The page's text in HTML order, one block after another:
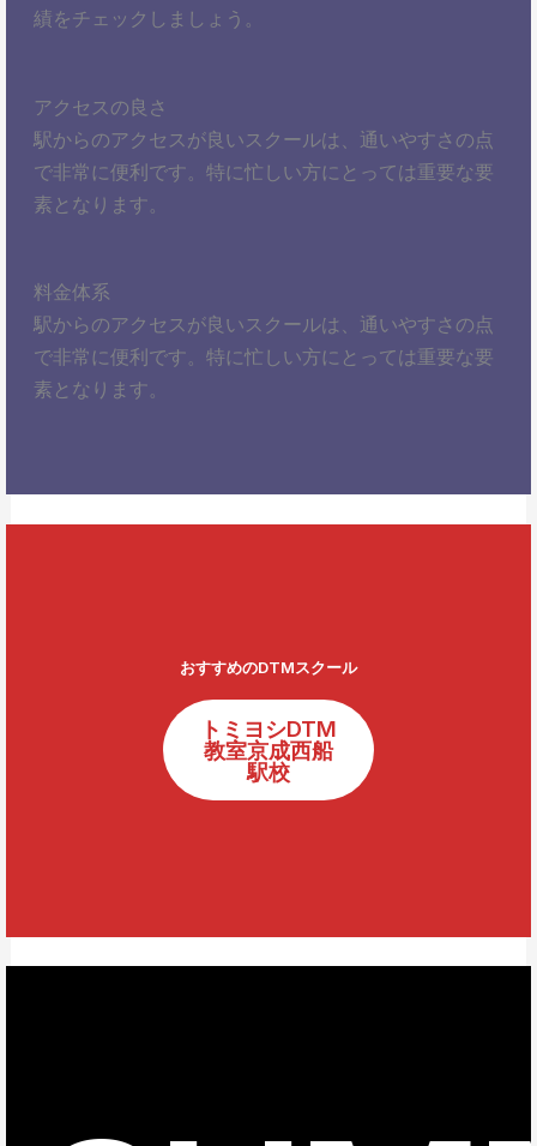
績をチェックしましょう。
アクセスの良さ
駅からのアクセスが良いスクールは、通いやすさの点
で非常に便利です。特に忙しい方にとっては重要な要
素となります。
料金体系
駅からのアクセスが良いスクールは、通いやすさの点
で非常に便利です。特に忙しい方にとっては重要な要
素となります。
おすすめのDTMスクール
トミヨシDTM
教室京成西船
駅校